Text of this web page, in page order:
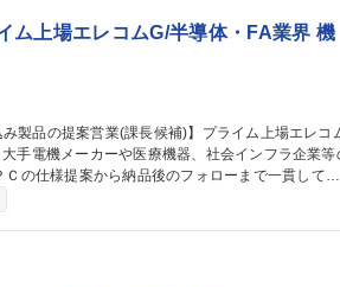
ム上場エレコムG/半導体・FA業界 機
の仕様提案から納品後のフォローまで一貫して伴
案営業(課長候